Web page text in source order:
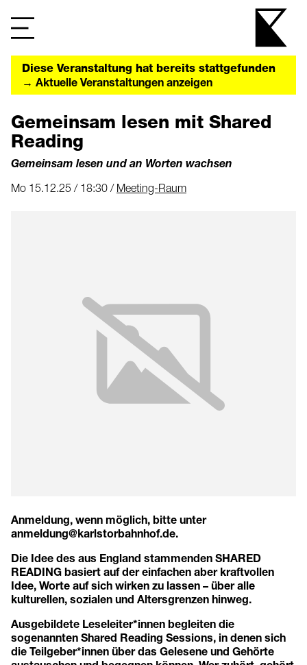
Diese Veranstaltung hat bereits stattgefunden
→ Aktuelle Veranstaltungen anzeigen
Gemeinsam lesen mit Shared
Reading
Gemeinsam lesen und an Worten wachsen
Mo 15.12.25 / 18:30 / Meeting-Raum
Anmeldung, wenn möglich, bitte unter
anmeldung@karlstorbahnhof.de.
Die Idee des aus England stammenden SHARED
READING basiert auf der einfachen aber kraftvollen
Idee, Worte auf sich wirken zu lassen – über alle
kulturellen, sozialen und Altersgrenzen hinweg.
Ausgebildete Leseleiter*innen begleiten die
sogenannten Shared Reading Sessions, in denen sich
die Teilgeber*innen über das Gelesene und Gehörte